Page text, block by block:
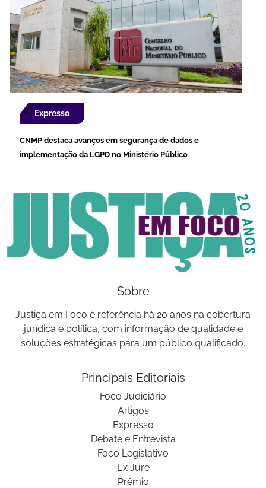
Expresso
CNMP destaca avanços em segurança de dados e
implementação da LGPD no Ministério Público
Sobre
Justiça em Foco é referência há 20 anos na cobertura
jurídica e política, com informação de qualidade e
soluções estratégicas para um público qualificado.
Principais Editoriais
Foco Judiciário
Artigos
Expresso
Debate e Entrevista
Foco Legislativo
Ex Jure
Prêmio